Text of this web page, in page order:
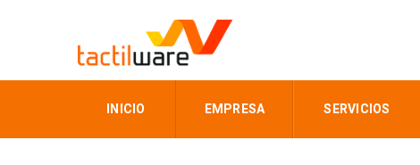
INICIO EMPRESA SERVICIOS